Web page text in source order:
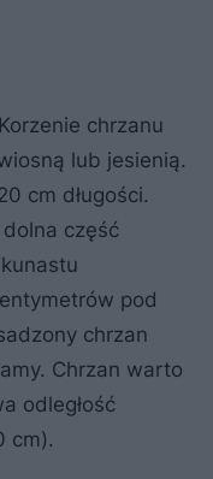
chrzanu
lub jesienią.
cm długości.
część
pod
chrzan
Chrzan warto
odległość
cm).